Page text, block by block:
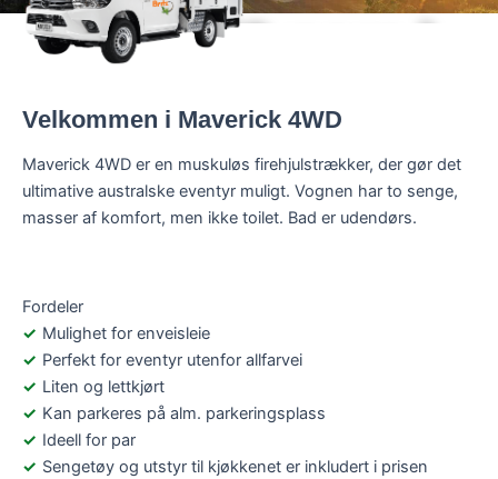
4WD (2 pers.)
Velkommen i Maverick 4WD
Maverick 4WD er en muskuløs firehjulstrækker, der gør det
ultimative australske eventyr muligt. Vognen har to senge,
masser af komfort, men ikke toilet. Bad er udendørs.
Fordeler
Mulighet for enveisleie
Perfekt for eventyr utenfor allfarvei
Liten og lettkjørt
Kan parkeres på alm. parkeringsplass
Ideell for par
Sengetøy og utstyr til kjøkkenet er inkludert i prisen